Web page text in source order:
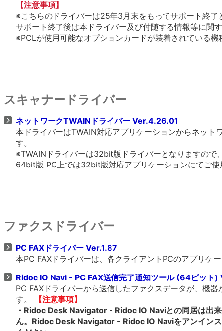
【注意事項】
※こちらのドライバーは25年3月末をもってサポート終了
サポート終了後は本ドライバー及び付随する情報等に関
※PCLが使用可能なオプションカードが装着されている
スキャナードライバー
ネットワークTWAINドライバー Ver.4.26.01
本ドライバーはTWAIN対応アプリケーションからネッ
す。
※TWAINドライバーは32bit版ドライバーとなりますの
64bit版 PC上では32bit版対応アプリケーションにてご使
ファクスドライバー
PC FAXドライバー Ver.1.87
本PC FAXドライバーは、各クライアントPCのアプリケ
Ridoc IO Navi - PC FAX送信完了通知ツール (64ビット
PC FAXドライバーから送信したファクスデータが、機
す。
【注意事項】
・Ridoc Desk Navigator - Ridoc IO Naviとの同居は出
ん。Ridoc Desk Navigator - Ridoc IO Naviをアンイン